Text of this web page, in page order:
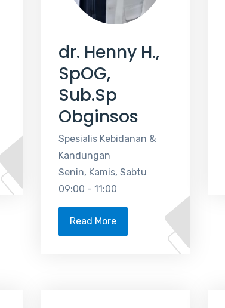
dr. Henny H.,
SpOG,
Sub.Sp
Obginsos
Spesialis Kebidanan &
Kandungan
Senin, Kamis, Sabtu
09:00 - 11:00
Read More